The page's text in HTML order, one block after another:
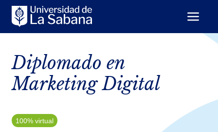
Diplomado en
Marketing Digital
100% virtual